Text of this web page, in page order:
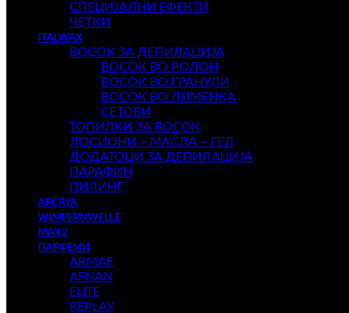
СПЕЦИЈАЛНИ ЕФЕКТИ
ЧЕТКИ
ITALWAX
ВОСОК ЗА ДЕПИЛАЦИЈА
ВОСОК ВО РОЛОН
ВОСОК ВО ГРАНУЛИ
ВОСОК ВО ЛИМЕНКА
СЕТОВИ
ТОПИЛКИ ЗА ВОСОК
ЛОСИОНИ – МАСЛА – ГЕЛ
ДОДАТОЦИ ЗА ДЕПИЛАЦИЈА
ПАРАФИН
ПИЛИНГ
ARCAYA
WIMPERNWELLE
MAX2
ПАРФЕМИ
ARMAF
AFNAN
ELITE
REPLAY